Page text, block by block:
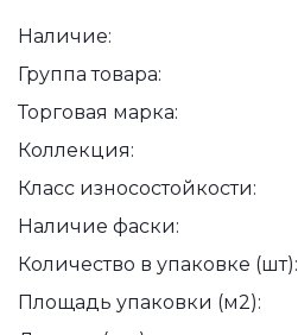
Наличие:
Группа товара:
Торговая марка:
Коллекция:
Класс износостойкости:
Наличие фаски:
Количество в упаковке (шт):
Площадь упаковки (м2):